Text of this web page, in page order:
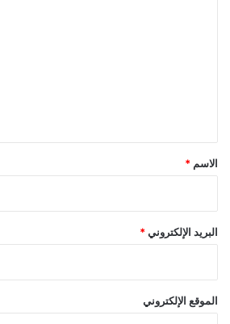
*
الاسم *
البريد الإلكتروني *
الموقع الإلكتروني